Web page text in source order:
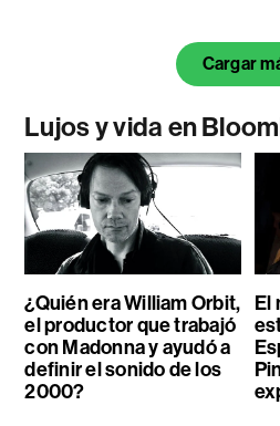
Cargar
Lujos y vida en
¿Quién era William Orbit,
el productor que trabajó
con Madonna y ayudó a
definir el sonido de los
2000?
El